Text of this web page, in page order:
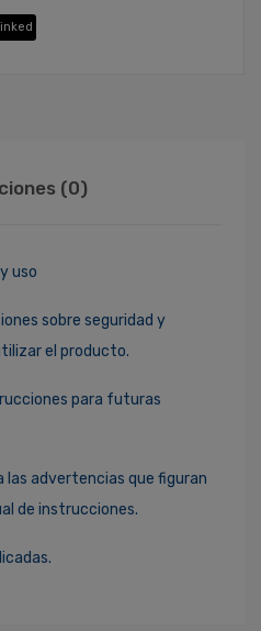
(0)
uso
sobre seguridad y
el producto.
para futuras
las advertencias que figuran
de instrucciones.